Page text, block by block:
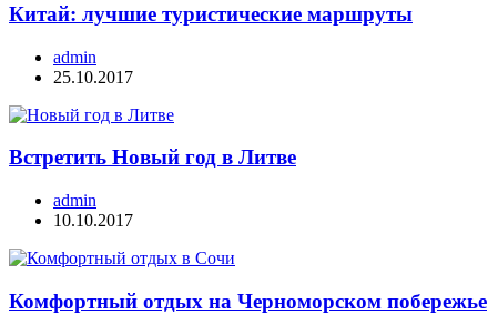
Китай: лучшие туристические маршруты
admin
25.10.2017
Встретить Новый год в Литве
admin
10.10.2017
Комфортный отдых на Черноморском побережье